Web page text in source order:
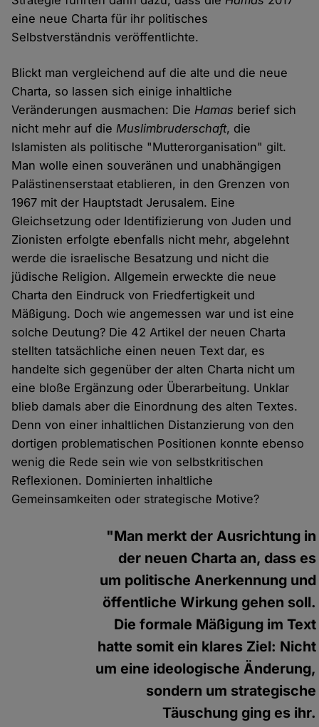
eine neue Charta für ihr politisches
Selbstverständnis veröffentlichte.
Blickt man vergleichend auf die alte und die neue
Charta, so lassen sich einige inhaltliche
Veränderungen ausmachen: DieHamas berief sich
nicht mehr auf dieMuslimbruderschaft, die
Islamisten als politische "Mutterorganisation" gilt.
Man wolle einen souveränen und unabhängigen
Palästinenserstaat etablieren, in den Grenzen von
1967 mit der Hauptstadt Jerusalem. Eine
Gleichsetzung oder Identifizierung von Juden und
Zionisten erfolgte ebenfalls nicht mehr, abgelehnt
werde die israelische Besatzung und nicht die
jüdische Religion. Allgemein erweckte die neue
Charta den Eindruck von Friedfertigkeit und
Mäßigung. Doch wie angemessen war und ist eine
solche Deutung? Die 42 Artikel der neuen Charta
stellten tatsächliche einen neuen Text dar, es
handelte sich gegenüber der alten Charta nicht um
eine bloße Ergänzung oder Überarbeitung. Unklar
blieb damals aber die Einordnung des alten Textes.
Denn von einer inhaltlichen Distanzierung von den
dortigen problematischen Positionen konnte ebenso
wenig die Rede sein wie von selbstkritischen
Reflexionen. Dominierten inhaltliche
Gemeinsamkeiten oder strategische Motive?
"Man merkt der Ausrichtung in
der neuen Charta an, dass es
um politische Anerkennung und
öffentliche Wirkung gehen soll.
Die formale Mäßigung im Text
hatte somit ein klares Ziel: Nicht
um eine ideologische Änderung,
sondern um strategische
Täuschung ging es ihr.